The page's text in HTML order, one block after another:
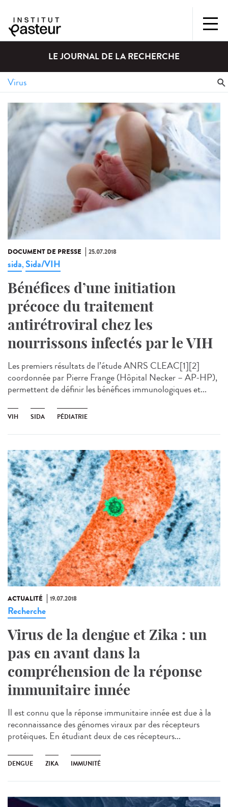
LE JOURNAL DE LA RECHERCHE
DOCUMENT DE PRESSE 25.07.2018
sida,Sida/VIH
Bénéfices d’une initiation
précoce du traitement
antirétroviral chez les
nourrissons infectés par le VIH
Les premiers résultats de l’étude ANRS CLEAC[1][2]
coordonnée par Pierre Frange (Hôpital Necker – AP-HP),
permettent de définir les bénéfices immunologiques et...
VIH SIDA PÉDIATRIE
ACTUALITÉ 19.07.2018
Recherche
Virus de la dengue et Zika : un
pas en avant dans la
compréhension de la réponse
immunitaire innée
Il est connu que la réponse immunitaire innée est due à la
reconnaissance des génomes viraux par des récepteurs
protéiques. En étudiant deux de ces récepteurs...
DENGUE ZIKA IMMUNITÉ